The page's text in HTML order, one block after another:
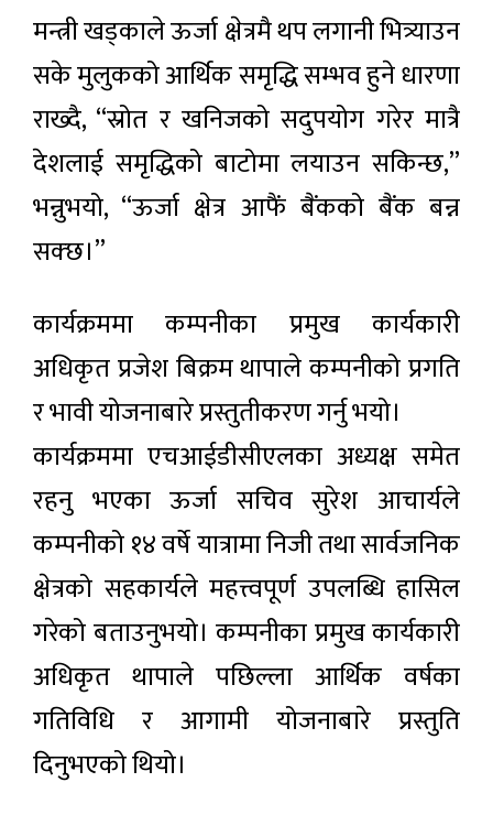
मन्त्री खड्काले ऊर्जा क्षेत्रमै थप लगानी भित्र्याउन
सके मुलुकको आर्थिक समृद्धि सम्भव हुने धारणा
राख्दै, “स्रोत र खनिजको सदुपयोग गरेर मात्रै
देशलाई समृद्धिको बाटोमा लयाउन सकिन्छ,”
भन्नुभयो, “ऊर्जा क्षेत्र आफैं बैंकको बैंक बन्न
सक्छ।”
कार्यक्रममा कम्पनीका प्रमुख कार्यकारी
अधिकृत प्रजेश बिक्रम थापाले कम्पनीको प्रगति
र भावी योजनाबारे प्रस्तुतीकरण गर्नु भयो।
कार्यक्रममा एचआईडीसीएलका अध्यक्ष समेत
रहनु भएका ऊर्जा सचिव सुरेश आचार्यले
कम्पनीको १४ वर्षे यात्रामा निजी तथा सार्वजनिक
क्षेत्रको सहकार्यले महत्त्वपूर्ण उपलब्धि हासिल
गरेको बताउनुभयो। कम्पनीका प्रमुख कार्यकारी
अधिकृत थापाले पछिल्ला आर्थिक वर्षका
गतिविधि र आगामी योजनाबारे प्रस्तुति
दिनुभएको थियो।